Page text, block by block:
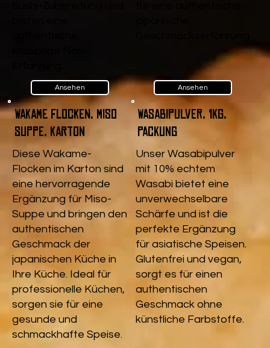
Ansehen Ansehen
Wakame Flocken, Miso
Suppe, Karton
Diese Wakame-
Flocken im Karton sind
eine hervorragende
Ergänzung für Miso-
Suppe und bringen den
authentischen
Geschmack der
japanischen Küche in
Ihre Küche. Ideal für
professionelle Küchen,
sorgen sie für eine
gesunde und
schmackhafte Speise.
Wasabipulver, 1kg,
Packung
Unser Wasabipulver
mit 10% echtem
Wasabi bietet eine
unverwechselbare
Schärfe und ist die
perfekte Ergänzung
für asiatische Speisen.
Glutenfrei und vegan,
sorgt es für einen
authentischen
Geschmack ohne
künstliche Farbstoffe.